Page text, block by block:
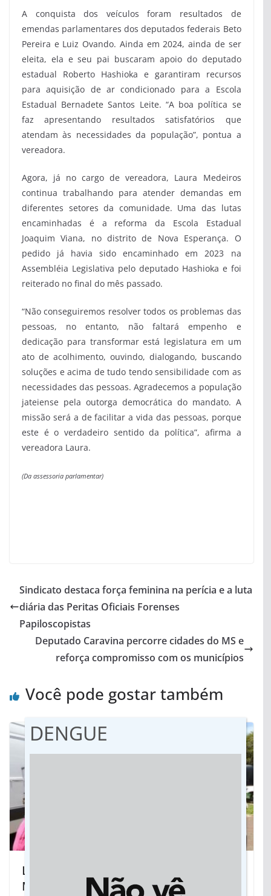
A conquista dos veículos foram resultados de
emendas parlamentares dos deputados federais Beto
Pereira e Luiz Ovando. Ainda em 2024, ainda de ser
eleita, ela e seu pai buscaram apoio do deputado
estadual Roberto Hashioka e garantiram recursos
para aquisição de ar condicionado para a Escola
Estadual Bernadete Santos Leite. “A boa política se
faz apresentando resultados satisfatórios que
atendam às necessidades da população”, pontua a
vereadora.
Agora, já no cargo de vereadora, Laura Medeiros
continua trabalhando para atender demandas em
diferentes setores da comunidade. Uma das lutas
encaminhadas é a reforma da Escola Estadual
Joaquim Viana, no distrito de Nova Esperança. O
pedido já havia sido encaminhado em 2023 na
Assembléia Legislativa pelo deputado Hashioka e foi
reiterado no final do mês passado.
“Não conseguiremos resolver todos os problemas das
pessoas, no entanto, não faltará empenho e
dedicação para transformar está legislatura em um
ato de acolhimento, ouvindo, dialogando, buscando
soluções e acima de tudo tendo sensibilidade com as
necessidades das pessoas. Agradecemos a população
jateiense pela outorga democrática do mandato. A
missão será a de facilitar a vida das pessoas, porque
este é o verdadeiro sentido da política”, afirma a
vereadora Laura.
(Da assessoria parlamentar)
Sindicato destaca força feminina na perícia e a luta
diária das Peritas Oficiais Forenses
Papiloscopistas
Deputado Caravina percorre cidades do MS e
reforça compromisso com os municípios
Você pode gostar também
Luta de Mara Caseiro viabiliza UTI
Móvel para Eldorado e Mundo Novo
DENGUE